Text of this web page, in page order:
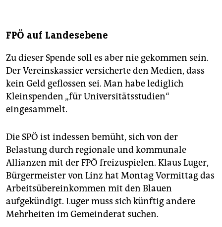
FPÖ auf Landesebene
Zu dieser Spende soll es aber nie gekommen sein.
Der Vereinskassier versicherte den Medien, dass
kein Geld geflossen sei. Man habe lediglich
Kleinspenden „für Universitätsstudien“
eingesammelt.
Die SPÖ ist indessen bemüht, sich von der
Belastung durch regionale und kommunale
Allianzen mit der FPÖ freizuspielen. Klaus Luger,
Bürgermeister von Linz hat Montag Vormittag das
Arbeitsübereinkommen mit den Blauen
aufgekündigt. Luger muss sich künftig andere
Mehrheiten im Gemeinderat suchen.